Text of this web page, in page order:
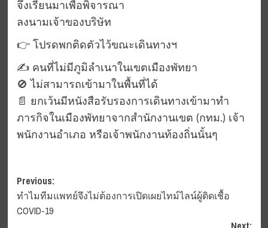
จึงเรียนมาเพื่อพิจารณา
ลงนามเจ้าของบริษัท
👉 โปรดพกติดตัวไว้ขณะเดินทางฯ
✍️ คนที่ไม่มีภูมิลำเนาในเขตเมืองพัทยา
🚫 ไม่สามารถเข้ามาในพื้นที่ได้
📄 ยกเว้นมีหนังสือรับรองการเดินทางเข้ามาทำ
ภารกิจในเมืองพัทยาจากสำนักงานเขต (กทม.) เจ้า
พนักงานอำเภอ หรือเจ้าพนักงานท้องถิ่นนั้นๆ
Post
navigation
Previous:
ทำไมทีมแพทย์จึงไม่ต้องการเปิดเผยไทม์ไลน์ผู้ติดเชื้อ
COVID-19